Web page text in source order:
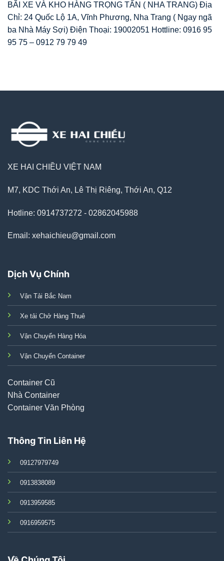
BÃI XE VÀ KHO HÀNG TRỌNG TẤN ( NHA TRANG) Địa
Chỉ: 24 Quốc Lộ 1A, Vĩnh Phương, Nha Trang ( Ngay ngã
ba Nhà Máy Sợi) Điện Thoại: 19002051 Hottline: 0916 95
95 75 – 0912 79 79 49
XE HAI CHIỀU VIỆT NAM
M7, KDC Thới An, Lê Thị Riêng, Thới An, Q12
Hotline: 0914737272 - 02862045988
Email: xehaichieu@gmail.com
Dịch Vụ Chính
Vận Tải Bắc Nam
Xe tải Chở Hàng Thuê
Vận Chuyển Hàng Hóa
Vận Chuyển Container
Container Cũ
Nhà Container
Container Văn Phòng
Thông Tin Liên Hệ
09127979749
0913838089
0913959585
0916959575